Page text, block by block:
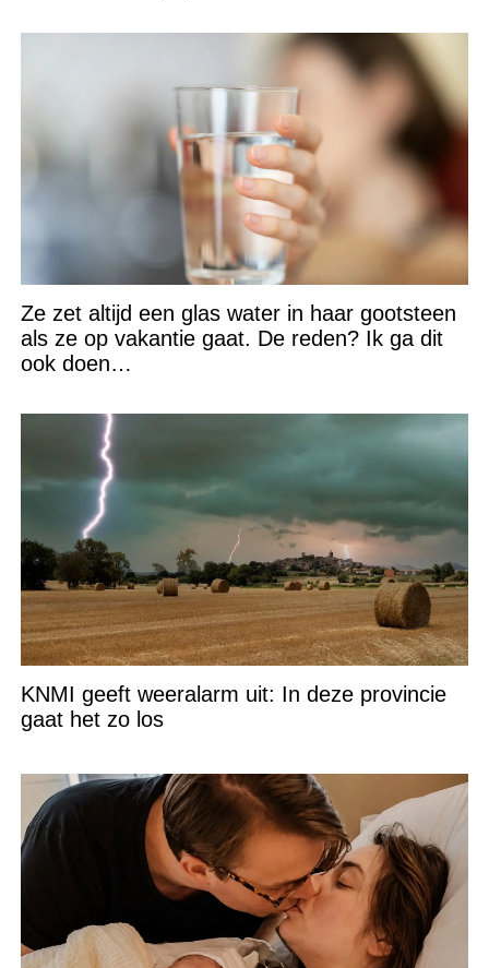
Ze zet altijd een glas water in haar gootsteen
als ze op vakantie gaat. De reden? Ik ga dit
ook doen…
KNMI geeft weeralarm uit: In deze provincie
gaat het zo los